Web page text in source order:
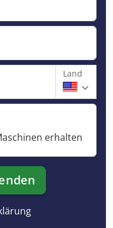
Land
erhalten